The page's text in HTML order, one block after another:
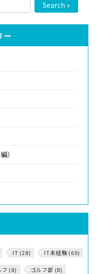
Search »
ー
）
IT (28) IT未経験 (69)
フ (8) ゴルフ部 (8)